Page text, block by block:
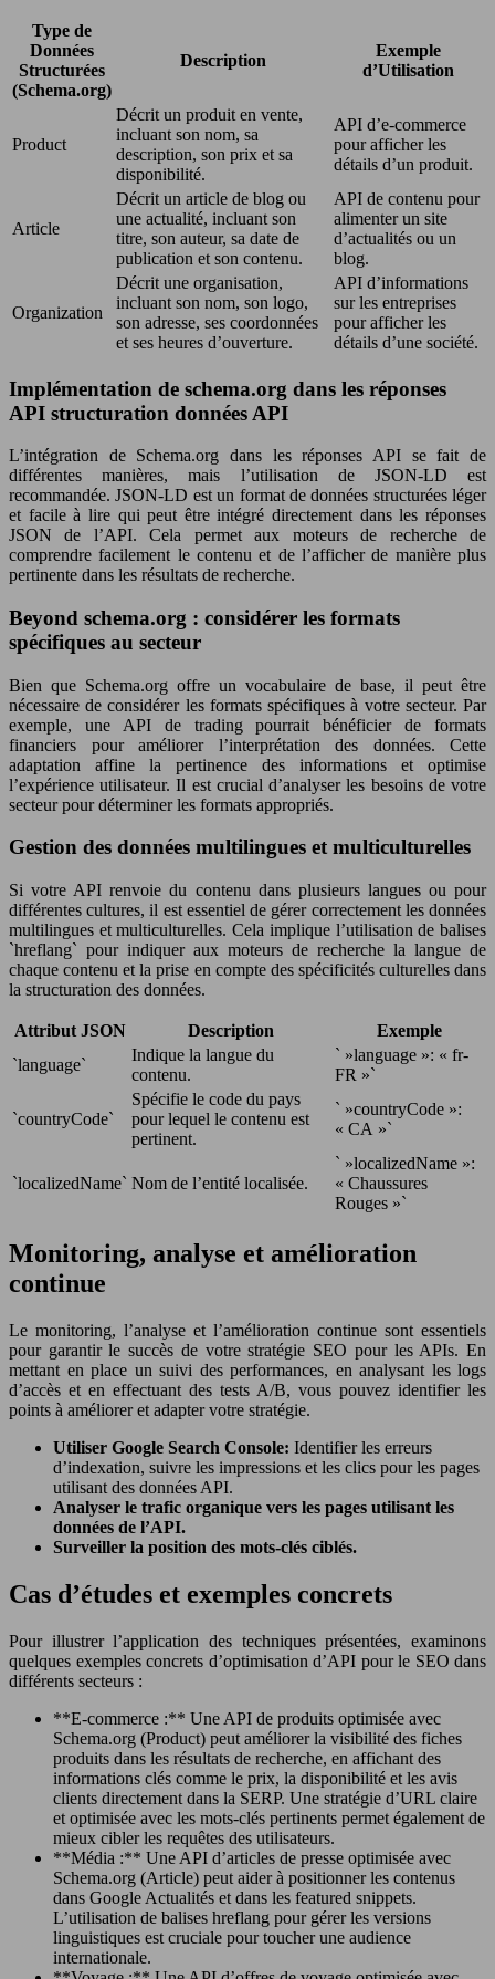
Type de
Données
Structurées
(Schema.org)
Description
Exemple
d’Utilisation
Product
Décrit un produit en vente,
incluant son nom, sa
description, son prix et sa
disponibilité.
API d’e-commerce
pour afficher les
détails d’un produit.
Article
Décrit un article de blog ou
une actualité, incluant son
titre, son auteur, sa date de
publication et son contenu.
API de contenu pour
alimenter un site
d’actualités ou un
blog.
Organization
Décrit une organisation,
incluant son nom, son logo,
son adresse, ses coordonnées
et ses heures d’ouverture.
API d’informations
sur les entreprises
pour afficher les
détails d’une société.
Implémentation de schema.org dans les réponses
API structuration données API
L’intégration de Schema.org dans les réponses API se fait de
différentes manières, mais l’utilisation de JSON-LD est
recommandée. JSON-LD est un format de données structurées léger
et facile à lire qui peut être intégré directement dans les réponses
JSON de l’API. Cela permet aux moteurs de recherche de
comprendre facilement le contenu et de l’afficher de manière plus
pertinente dans les résultats de recherche.
Beyond schema.org : considérer les formats
spécifiques au secteur
Bien que Schema.org offre un vocabulaire de base, il peut être
nécessaire de considérer les formats spécifiques à votre secteur. Par
exemple, une API de trading pourrait bénéficier de formats
financiers pour améliorer l’interprétation des données. Cette
adaptation affine la pertinence des informations et optimise
l’expérience utilisateur. Il est crucial d’analyser les besoins de votre
secteur pour déterminer les formats appropriés.
Gestion des données multilingues et multiculturelles
Si votre API renvoie du contenu dans plusieurs langues ou pour
différentes cultures, il est essentiel de gérer correctement les données
multilingues et multiculturelles. Cela implique l’utilisation de balises
`hreflang` pour indiquer aux moteurs de recherche la langue de
chaque contenu et la prise en compte des spécificités culturelles dans
la structuration des données.
Attribut JSON Description
Exemple
`language`
Indique la langue du
contenu.
` »language »: « fr-
FR »`
`countryCode`
Spécifie le code du pays
pour lequel le contenu est
pertinent.
` »countryCode »:
« CA »`
`localizedName` Nom de l’entité localisée.
` »localizedName »:
« Chaussures
Rouges »`
Monitoring, analyse et amélioration
continue
Le monitoring, l’analyse et l’amélioration continue sont essentiels
pour garantir le succès de votre stratégie SEO pour les APIs. En
mettant en place un suivi des performances, en analysant les logs
d’accès et en effectuant des tests A/B, vous pouvez identifier les
points à améliorer et adapter votre stratégie.
Utiliser Google Search Console: Identifier les erreurs
d’indexation, suivre les impressions et les clics pour les pages
utilisant des données API.
Analyser le trafic organique vers les pages utilisant les
données de l’API.
Surveiller la position des mots-clés ciblés.
Cas d’études et exemples concrets
Pour illustrer l’application des techniques présentées, examinons
quelques exemples concrets d’optimisation d’API pour le SEO dans
différents secteurs :
**E-commerce :** Une API de produits optimisée avec
Schema.org (Product) peut améliorer la visibilité des fiches
produits dans les résultats de recherche, en affichant des
informations clés comme le prix, la disponibilité et les avis
clients directement dans la SERP. Une stratégie d’URL claire
et optimisée avec les mots-clés pertinents permet également de
mieux cibler les requêtes des utilisateurs.
**Média :** Une API d’articles de presse optimisée avec
Schema.org (Article) peut aider à positionner les contenus
dans Google Actualités et dans les featured snippets.
L’utilisation de balises hreflang pour gérer les versions
linguistiques est cruciale pour toucher une audience
internationale.